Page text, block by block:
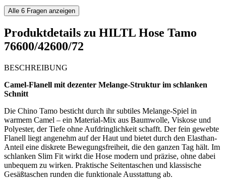
Alle 6 Fragen anzeigen
Produktdetails zu HILTL Hose Tamo
76600/42600/72
BESCHREIBUNG
Camel-Flanell mit dezenter Melange-Struktur im schlanken
Schnitt
Die Chino Tamo besticht durch ihr subtiles Melange-Spiel in
warmem Camel – ein Material-Mix aus Baumwolle, Viskose und
Polyester, der Tiefe ohne Aufdringlichkeit schafft. Der fein gewebte
Flanell liegt angenehm auf der Haut und bietet durch den Elasthan-
Anteil eine diskrete Bewegungsfreiheit, die den ganzen Tag hält. Im
schlanken Slim Fit wirkt die Hose modern und präzise, ohne dabei
unbequem zu wirken. Praktische Seitentaschen und klassische
Gesäßtaschen runden die funktionale Ausstattung ab.